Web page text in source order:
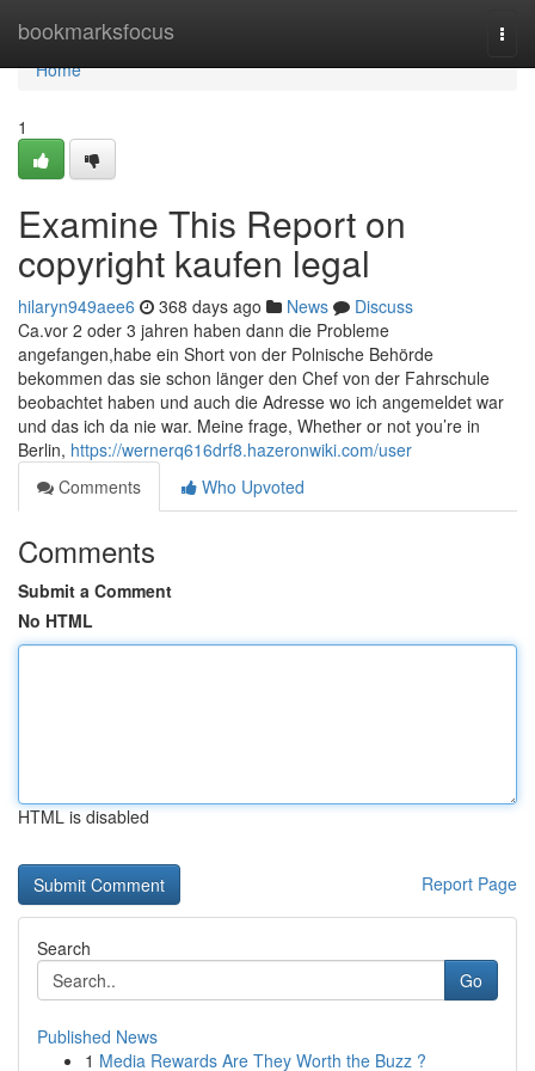
bookmarksfocus
Home
Home
1
Examine This Report on
copyright kaufen legal
hilaryn949aee6 368 days ago News
Discuss
Ca.vor 2 oder 3 jahren haben dann die Probleme
angefangen,habe ein Short von der Polnische Behörde
bekommen das sie schon länger den Chef von der Fahrschule
beobachtet haben und auch die Adresse wo ich angemeldet war
und das ich da nie war. Meine frage, Whether or not you’re in
Berlin, https://wernerq616drf8.hazeronwiki.com/user
Comments
Who Upvoted
Comments
Submit a Comment
No HTML
HTML is disabled
Report Page
Search
Go
Published News
1 Media Rewards Are They Worth the Buzz ?